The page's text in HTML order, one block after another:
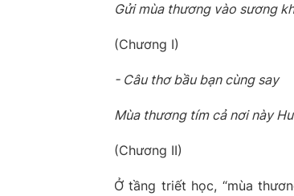
Gửi mùa thương vào sương
(Chương I)
- Câu thơ bầu bạn cùng say
Mùa thương tím cả nơi này
(Chương II)
Ở tầng triết học, “mùa